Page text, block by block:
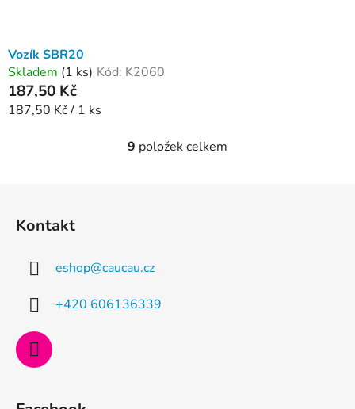
Vozík SBR20
Skladem (1 ks) Kód: K2060
187,50 Kč
Měrná
187,50 Kč / 1 ks
O
9 položek celkem
Kontakt
eshop@caucau.cz
+420 606136339